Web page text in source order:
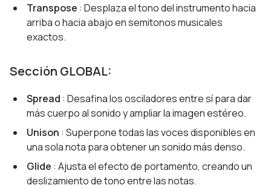
Transpose : Desplaza el tono del instrumento hacia
arriba o hacia abajo en semitonos musicales
exactos.
Sección GLOBAL:
Spread : Desafina los osciladores entre sí para dar
más cuerpo al sonido y ampliar la imagen estéreo.
Unison : Superpone todas las voces disponibles en
una sola nota para obtener un sonido más denso.
Glide : Ajusta el efecto de portamento, creando un
deslizamiento de tono entre las notas.